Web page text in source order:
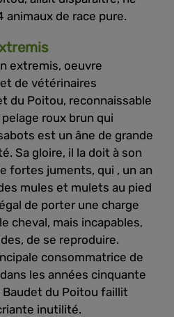
de race pure.
extremis, oeuvre
de vétérinaires
du Poitou, reconnaissable
roux brun qui
est un âne de grande
Sa gloire, il la doit à son
fortes juments, qui , un an
mules et mulets au pied
de porter une charge
cheval, mais incapables,
de se reproduire.
consommatrice de
les années cinquante
Baudet du Poitou faillit
inutilité.